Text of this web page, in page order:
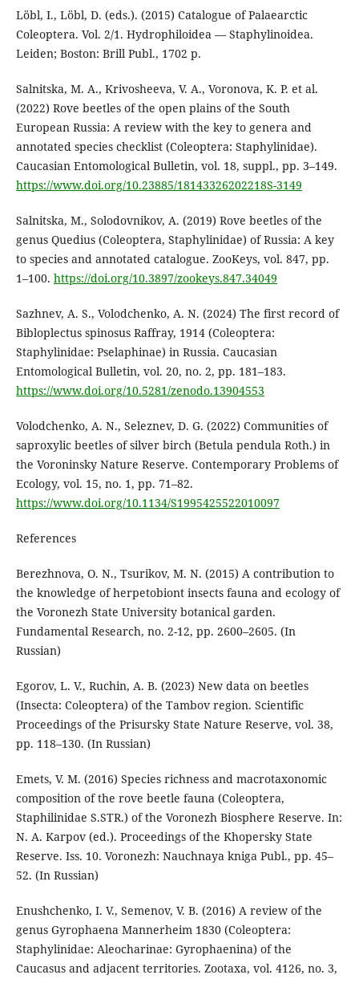
Löbl, I., Löbl, D. (eds.). (2015) Catalogue of Palaearctic
Coleoptera. Vol. 2/1. Hydrophiloidea — Staphylinoidea.
Leiden; Boston: Brill Publ., 1702 p.
Salnitska, M. A., Krivosheeva, V. A., Voronova, K. P. et al.
(2022) Rove beetles of the open plains of the South
European Russia: A review with the key to genera and
annotated species checklist (Coleoptera: Staphylinidae).
Caucasian Entomological Bulletin, vol. 18, suppl., pp. 3–149.
https://www.doi.org/10.23885/18143326202218S-3149
Salnitska, M., Solodovnikov, A. (2019) Rove beetles of the
genus Quedius (Coleoptera, Staphylinidae) of Russia: A key
to species and annotated catalogue. ZooKeys, vol. 847, pp.
1–100. https://doi.org/10.3897/zookeys.847.34049
Sazhnev, A. S., Volodchenko, A. N. (2024) The first record of
Bibloplectus spinosus Raffray, 1914 (Coleoptera:
Staphylinidae: Pselaphinae) in Russia. Caucasian
Entomological Bulletin, vol. 20, no. 2, pp. 181–183.
https://www.doi.org/10.5281/zenodo.13904553
Volodchenko, A. N., Seleznev, D. G. (2022) Communities of
saproxylic beetles of silver birch (Betula pendula Roth.) in
the Voroninsky Nature Reserve. Contemporary Problems of
Ecology, vol. 15, no. 1, pp. 71–82.
https://www.doi.org/10.1134/S1995425522010097
References
Berezhnova, O. N., Tsurikov, M. N. (2015) A contribution to
the knowledge of herpetobiont insects fauna and ecology of
the Voronezh State University botanical garden.
Fundamental Research, no. 2-12, pp. 2600–2605. (In
Russian)
Egorov, L. V., Ruchin, A. B. (2023) New data on beetles
(Insecta: Coleoptera) of the Tambov region. Scientific
Proceedings of the Prisursky State Nature Reserve, vol. 38,
pp. 118–130. (In Russian)
Emets, V. M. (2016) Species richness and macrotaxonomic
composition of the rove beetle fauna (Coleoptera,
Staphilinidae S.STR.) of the Voronezh Biosphere Reserve. In:
N. A. Karpov (ed.). Proceedings of the Khopersky State
Reserve. Iss. 10. Voronezh: Nauchnaya kniga Publ., pp. 45–
52. (In Russian)
Enushchenko, I. V., Semenov, V. B. (2016) A review of the
genus Gyrophaena Mannerheim 1830 (Coleoptera:
Staphylinidae: Aleocharinae: Gyrophaenina) of the
Caucasus and adjacent territories. Zootaxa, vol. 4126, no. 3,